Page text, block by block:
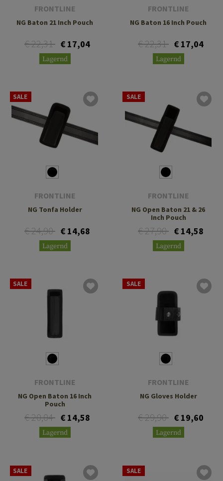
FRONTLINE
NG Baton 21 Inch Pouch
€ 22,31 € 17,04
Lagernd
FRONTLINE
NG Baton 16 Inch Pouch
€ 22,31 € 17,04
Lagernd
SALE
FRONTLINE
NG Tonfa Holder
€ 24,90 € 14,68
Lagernd
SALE
FRONTLINE
NG Open Baton 21 & 26
Inch Pouch
€ 27,90 € 14,58
Lagernd
SALE
FRONTLINE
NG Open Baton 16 Inch
Pouch
€ 20,04 € 14,58
Lagernd
SALE
FRONTLINE
NG Gloves Holder
€ 29,90 € 19,60
Lagernd
SALE SALE